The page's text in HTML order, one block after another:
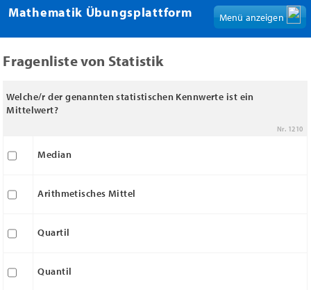
Mathematik Übungsplattform Menü anzeigen
Fragenliste von Statistik
Welche/r der genannten statistischen Kennwerte ist ein
Mittelwert?
Nr. 1210
Median
Arithmetisches Mittel
Quartil
Quantil